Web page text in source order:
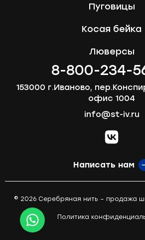
Пуговицы
Косая бейка
Люверсы
8-800-234-
153000 г.Иваново,
офис 1004
info@st-iv.ru
vk.com
Написать нам
© 2026 Серебряная нить – продажа
Политика